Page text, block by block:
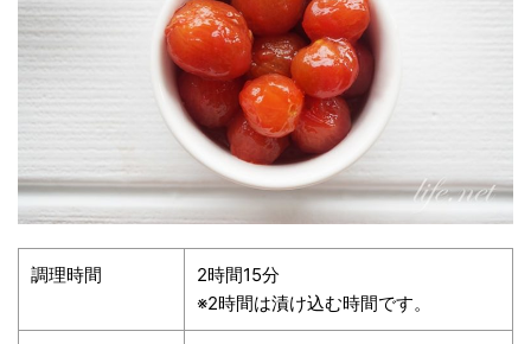
調理時間
2時間15分
※2時間は漬け込む時間です。